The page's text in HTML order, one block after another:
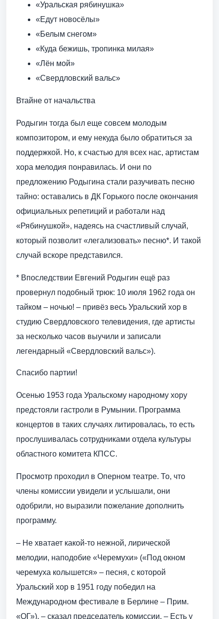
«Уральская рябинушка»
«Едут новосёлы»
«Белым снегом»
«Куда бежишь, тропинка милая»
«Лён мой»
«Свердловский вальс»
Втайне от начальства
Родыгин тогда был еще совсем молодым
композитором, и ему некуда было обратиться за
поддержкой. Но, к счастью для всех нас, артистам
хора мелодия понравилась. И они по
предложению Родыгина стали разучивать песню
тайно: оставались в ДК Горького после окончания
официальных репетиций и работали над
«Рябинушкой», надеясь на счастливый случай,
который позволит «легализовать» песню*. И такой
случай вскоре представился.
* Впоследствии Евгений Родыгин ещё раз
провернул подобный трюк: 10 июля 1962 года он
тайком – ночью! – привёз весь Уральский хор в
студию Свердловского телевидения, где артисты
за несколько часов выучили и записали
легендарный «Свердловский вальс»).
Спасибо партии!
Осенью 1953 года Уральскому народному хору
предстояли гастроли в Румынии. Программа
концертов в таких случаях литировалась, то есть
прослушивалась сотрудниками отдела культуры
областного комитета КПСС.
Просмотр проходил в Оперном театре. То, что
члены комиссии увидели и услышали, они
одобрили, но выразили пожелание дополнить
программу.
– Не хватает какой-то нежной, лирической
мелодии, наподобие «Черемухи» («Под окном
черемуха колышется» – песня, с которой
Уральский хор в 1951 году победил на
Международном фестивале в Берлине – Прим.
«ОГ»), – сказал председатель комиссии. – Есть у